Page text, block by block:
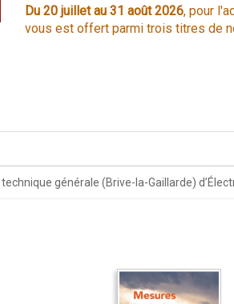
Du 20 juillet au 31 août 2026, pour
vous est offert parmi trois titres de
générale (Brive-la-Gaillarde)